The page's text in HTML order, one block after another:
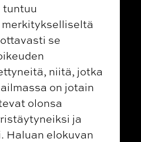
tuntuu
se
niitä, jotka
on jotain
olonsa
ja
Haluan elokuvan